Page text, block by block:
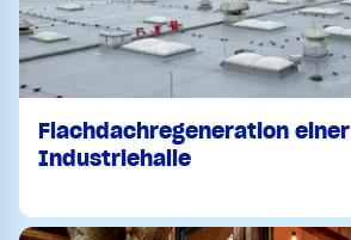
Flachdachregeneration einer
Industriehalle